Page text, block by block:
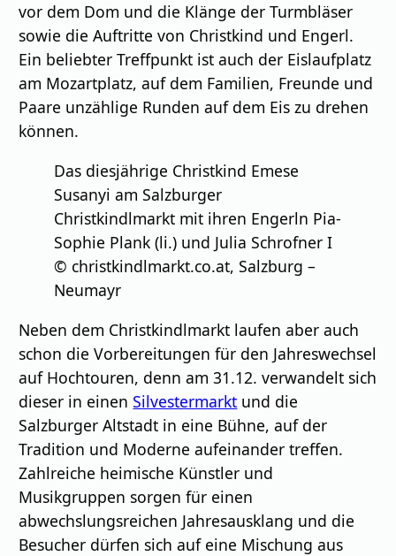
vor dem Dom und die Klänge der Turmbläser
sowie die Auftritte von Christkind und Engerl.
Ein beliebter Treffpunkt ist auch der Eislaufplatz
am Mozartplatz, auf dem Familien, Freunde und
Paare unzählige Runden auf dem Eis zu drehen
können.
Das diesjährige Christkind Emese
Susanyi am Salzburger
Christkindlmarkt mit ihren Engerln Pia-
Sophie Plank (li.) und Julia Schrofner I
© christkindlmarkt.co.at, Salzburg –
Neumayr
Neben dem Christkindlmarkt laufen aber auch
schon die Vorbereitungen für den Jahreswechsel
auf Hochtouren, denn am 31.12. verwandelt sich
dieser in einenSilvestermarkt und die
Salzburger Altstadt in eine Bühne, auf der
Tradition und Moderne aufeinander treffen.
Zahlreiche heimische Künstler und
Musikgruppen sorgen für einen
abwechslungsreichen Jahresausklang und die
Besucher dürfen sich auf eine Mischung aus